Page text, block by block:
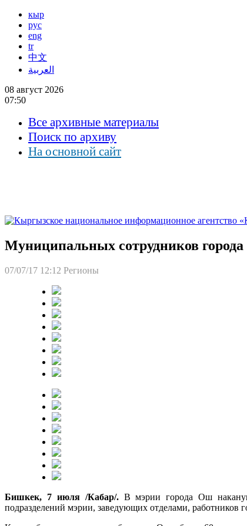
кыр
рус
eng
tr
中文
العربية
08 август 2026
07:50
Все архивные материалы
Поиск по архиву
На основной сайт
Муниципальных сотрудников
07/07/17 12:12 Регионы
Бишкек, 7 июля /Кабар/.В мэрии города Ош
подразделений мэрии, заведующих отделами, работников